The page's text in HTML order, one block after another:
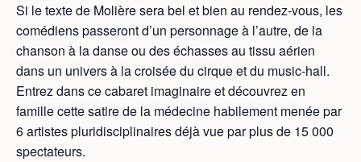
Si le texte de Molière sera bel et bien au rendez-vous, les
comédiens passeront d’un personnage à l’autre, de la
chanson à la danse ou des échasses au tissu aérien
dans un univers à la croisée du cirque et du music-hall.
Entrez dans ce cabaret imaginaire et découvrez en
famille cette satire de la médecine habilement menée par
6 artistes pluridisciplinaires déjà vue par plus de 15 000
spectateurs.